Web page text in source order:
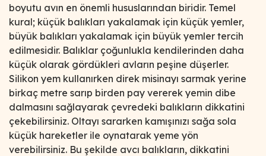
boyutu avın en önemli hususlarından biridir. Temel
kural; küçük balıkları yakalamak için küçük yemler,
büyük balıkları yakalamak için büyük yemler tercih
edilmesidir. Balıklar çoğunlukla kendilerinden daha
küçük olarak gördükleri avların peşine düşerler.
Silikon yem kullanırken direk misinayı sarmak yerine
birkaç metre sarıp birden pay vererek yemin dibe
dalmasını sağlayarak çevredeki balıkların dikkatini
çekebilirsiniz. Oltayı sararken kamışınızı sağa sola
küçük hareketler ile oynatarak yeme yön
verebilirsiniz. Bu şekilde avcı balıkların, dikkatini